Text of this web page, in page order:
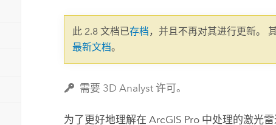
此 2.8 文档已存档，并且不再对其进行更新。
最新文档。
需要 3D Analyst 许可。
为了更好地理解在ArcGIS Pro 中处理的激光